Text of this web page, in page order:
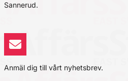
Sannerud.
Anmäl dig till vårt nyhetsbrev.